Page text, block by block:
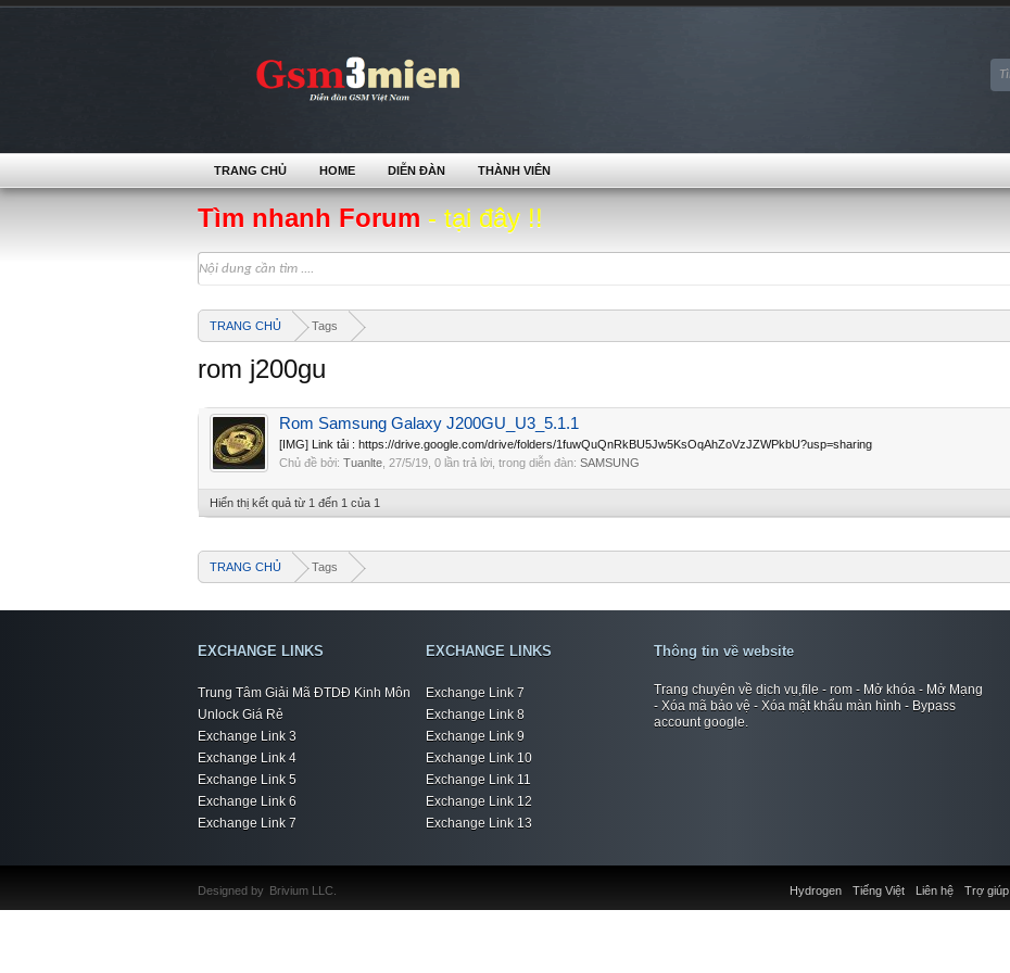
Tìm nhanh Forum - tại đây !!
TRANG CHỦ Tags
rom j200gu
Rom Samsung Galaxy J200GU_U3_5.1.1
[IMG] Link tải : https://drive.google.com/drive/folders/1fuwQuQnRkBU5Jw5KsOqAhZoVzJZWPkbU?usp=sharing
Chủ đề bởi: Tuanlte 27/5/19 , 0 lần trả lời, trong diễn đàn: SAMSUNG
Hiển thị kết quả từ 1 đến 1 của 1
TRANG CHỦ Tags
TRANG CHỦ HOME DIỄN ĐÀN THÀNH VIÊN
EXCHANGE LINKS
Trung Tâm Giải Mã ĐTDĐ Kinh Môn
Unlock Giá Rẻ
Exchange Link 3
Exchange Link 4
Exchange Link 5
Exchange Link 6
Exchange Link 7
EXCHANGE LINKS
Exchange Link 7
Exchange Link 8
Exchange Link 9
Exchange Link 10
Exchange Link 11
Exchange Link 12
Exchange Link 13
Thông tin về website
Trang chuyên về dịch vụ,file - rom - Mở khóa - Mở Mạng
- Xóa mã bảo vệ - Xóa mật khẩu màn hình - Bypass
account google.
Liên hệ Trợ giúp
Hydrogen Tiếng Việt
Designed by Brivium LLC.